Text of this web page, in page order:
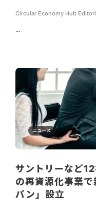
Circular Economy Hub
...
ニュース
サントリーなど
の再資源化事業
パン」設立